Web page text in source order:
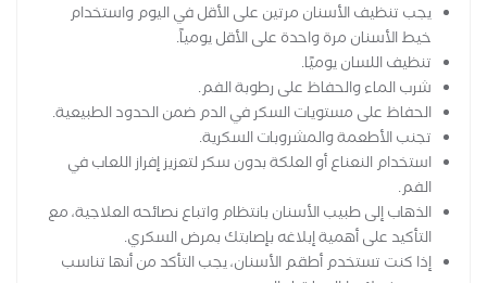
يجب تنظيف الأسنان مرتين على الأقل في اليوم واستخدام
خيط الأسنان مرة واحدة على الأقل يومياً.
تنظيف اللسان يوميًا.
شرب الماء والحفاظ على رطوبة الفم.
الحفاظ على مستويات السكر في الدم ضمن الحدود الطبيعية.
تجنب الأطعمة والمشروبات السكرية.
استخدام النعناع أو العلكة بدون سكر لتعزيز إفراز اللعاب في
الفم.
الذهاب إلى طبيب الأسنان بانتظام واتباع نصائحه العلاجية، مع
التأكيد على أهمية إبلاغه بإصابتك بمرض السكري.
إذا كنت تستخدم أطقم الأسنان، يجب التأكد من أنها تناسب